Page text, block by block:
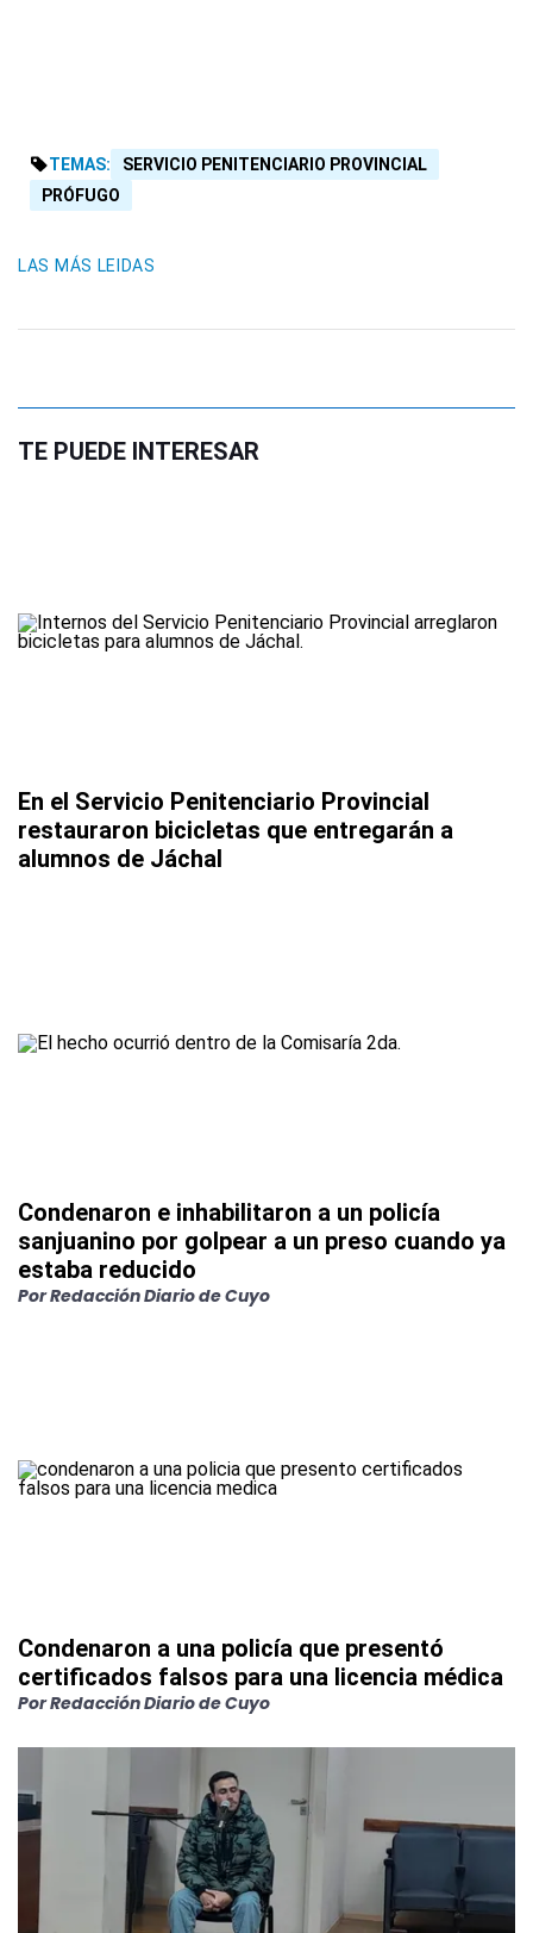
TEMAS:
SERVICIO PENITENCIARIO PROVINCIAL
PRÓFUGO
LAS MÁS LEIDAS
TE PUEDE INTERESAR
En el Servicio Penitenciario Provincial
restauraron bicicletas que entregarán a
alumnos de Jáchal
Condenaron e inhabilitaron a un policía
sanjuanino por golpear a un preso cuando ya
estaba reducido
PorRedacción Diario de Cuyo
Condenaron a una policía que presentó
certificados falsos para una licencia médica
PorRedacción Diario de Cuyo